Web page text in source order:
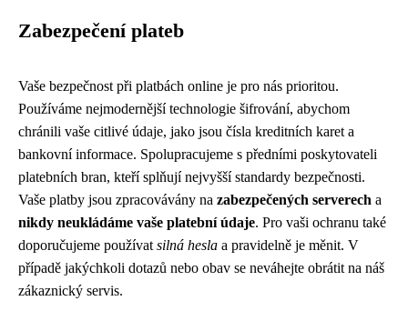
Zabezpečení plateb
Vaše bezpečnost při platbách online je pro nás prioritou.
Používáme nejmodernější technologie šifrování, abychom
chránili vaše citlivé údaje, jako jsou čísla kreditních karet a
bankovní informace. Spolupracujeme s předními poskytovateli
platebních bran, kteří splňují nejvyšší standardy bezpečnosti.
Vaše platby jsou zpracovávány na zabezpečených serverech a
nikdy neukládáme vaše platební údaje. Pro vaši ochranu také
doporučujeme používat silná hesla a pravidelně je měnit. V
případě jakýchkoli dotazů nebo obav se neváhejte obrátit na náš
zákaznický servis.